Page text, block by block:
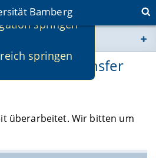
springen
springen
Bamberg
bamberg.de
bamberg.de
und Transfer
überarbeitet. Wir bitten um